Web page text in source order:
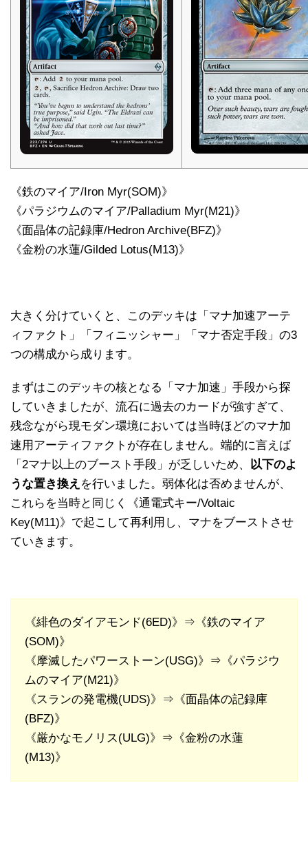
《鉄のマイア/Iron Myr(SOM)》
《パラジウムのマイア/Palladium Myr(M21)》
《面晶体の記録庫/Hedron Archive(BFZ)》
《金粉の水蓮/Gilded Lotus(M13)》
大きく分けていくと、このデッキは「マナ加速アーテ
ィファクト」「フィニッシャー」「マナ否定手段」の3
つの構成から成ります。
まずはこのデッキの核となる「マナ加速」手段から探
していきましたが、流石に過去のカードが強すぎて、
残念ながら現モダン環境においては当時ほどのマナ加
速用アーティファクトが存在しません。端的に言えば
「2マナ以上のブースト手段」が乏しいため、
以下のよ
うな置き換え を行いました。弱体化は否めませんが、
これらを当時と同じく《通電式キー/Voltaic
Key(M11)》で起こして再利用し、マナをブーストさせ
ていきます。
《緋色のダイアモンド(6ED)》⇒《鉄のマイア
(SOM)》
《摩滅したパワーストーン(USG)》⇒《パラジウ
ムのマイア(M21)》
《スランの発電機(UDS)》⇒《面晶体の記録庫
(BFZ)》
《厳かなモノリス(ULG)》⇒《金粉の水蓮
(M13)》